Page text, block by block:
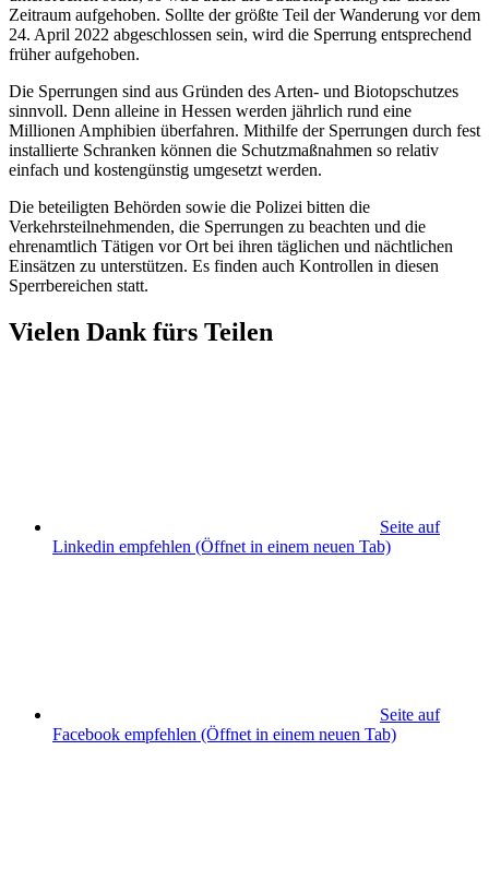
Zeitraum aufgehoben. Sollte der größte Teil der Wanderung vor dem
24. April 2022 abgeschlossen sein, wird die Sperrung entsprechend
früher aufgehoben.
Die Sperrungen sind aus Gründen des Arten- und Biotopschutzes
sinnvoll. Denn alleine in Hessen werden jährlich rund eine
Millionen Amphibien überfahren. Mithilfe der Sperrungen durch fest
installierte Schranken können die Schutzmaßnahmen so relativ
einfach und kostengünstig umgesetzt werden.
Die beteiligten Behörden sowie die Polizei bitten die
Verkehrsteilnehmenden, die Sperrungen zu beachten und die
ehrenamtlich Tätigen vor Ort bei ihren täglichen und nächtlichen
Einsätzen zu unterstützen. Es finden auch Kontrollen in diesen
Sperrbereichen statt.
Vielen Dank fürs Teilen
Seite auf
Linkedin empfehlen (Öffnet in einem neuen Tab)
Seite auf
Facebook empfehlen (Öffnet in einem neuen Tab)